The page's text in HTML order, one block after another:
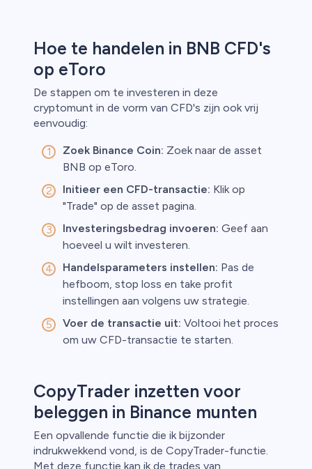
Hoe te handelen in BNB CFD's
op eToro
De stappen om te investeren in deze
cryptomunt in de vorm van CFD's zijn ook vrij
eenvoudig:
Zoek Binance Coin: Zoek naar de asset
BNB op eToro.
Initieer een CFD-transactie: Klik op
"Trade" op de asset pagina.
Investeringsbedrag invoeren: Geef aan
hoeveel u wilt investeren.
Handelsparameters instellen: Pas de
hefboom, stop loss en take profit
instellingen aan volgens uw strategie.
Voer de transactie uit: Voltooi het proces
om uw CFD-transactie te starten.
CopyTrader inzetten voor
beleggen in Binance munten
Een opvallende functie die ik bijzonder
indrukwekkend vond, is de CopyTrader-functie.
Met deze functie kan ik de trades van